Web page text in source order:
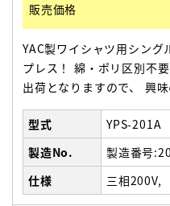
販売価格
YAC製ワイシャツ用シン
プレス！ 綿・ポリ区別不
出荷となりますので、 興
さい。 1310(幅)×1270(
型式
YPS-201A
製造No.
製造番号
仕様
三相200V